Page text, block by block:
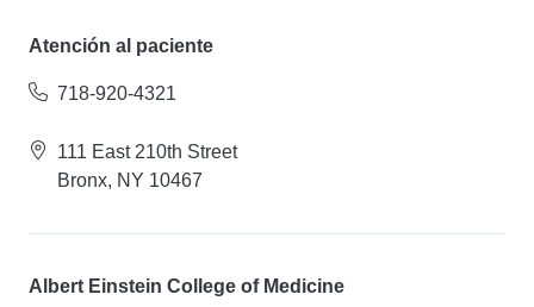
Atención al paciente
718-920-4321
111 East 210th Street
Bronx, NY 10467
Albert Einstein College of Medicine